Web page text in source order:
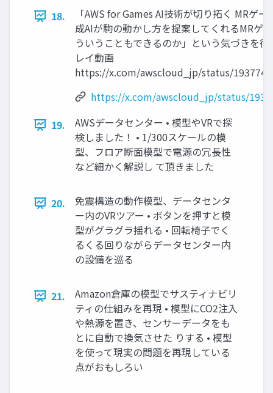
18.
「AWS for Games AI技術が切り拓く MRゲ
成AIが駒の動かし方を提案してくれるMRゲ
ういうこともできるのか」という気づきを
レイ動画
https://x.com/awscloud_jp/status/
https://x.com/awscloud_jp/status/
19.
AWSデータセンター • 模型やVRで探
検しました！ • 1/300スケールの模
型、フロア断面模型で電源の冗長性
など細かく解説し て頂きました
20.
免震構造の動作模型、データセンタ
ー内のVRツアー • ボタンを押すと模
型がグラグラ揺れる • 回転椅子でく
るくる回りながらデータセンター内
の設備を巡る
21.
Amazon倉庫の模型でサスティナビリ
ティの仕組みを再現 • 模型にCO2注入
や熱源を置き、センサーデータをも
とに自動で換気させた りする • 模型
を使って現実の問題を再現している
点がおもしろい